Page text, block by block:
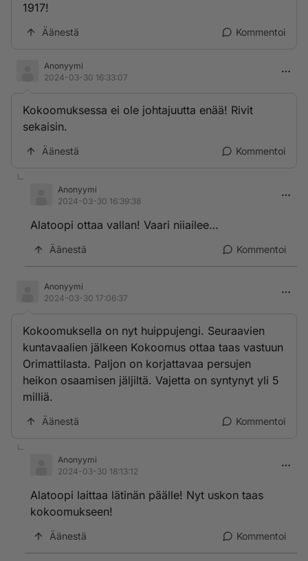
1917!
Äänestä Kommentoi
Anonyymi
2024-03-30 16:33:07
Kokoomuksessa ei ole johtajuutta enää! Rivit
sekaisin.
Äänestä Kommentoi
Anonyymi
2024-03-30 16:39:38
Alatoopi ottaa vallan! Vaari niiailee…
Äänestä Kommentoi
Anonyymi
2024-03-30 17:06:37
Kokoomuksella on nyt huippujengi. Seuraavien
kuntavaalien jälkeen Kokoomus ottaa taas vastuun
Orimattilasta. Paljon on korjattavaa persujen
heikon osaamisen jäljiltä. Vajetta on syntynyt yli 5
milliä.
Äänestä Kommentoi
Anonyymi
2024-03-30 18:13:12
Alatoopi laittaa lätinän päälle! Nyt uskon taas
kokoomukseen!
Äänestä Kommentoi